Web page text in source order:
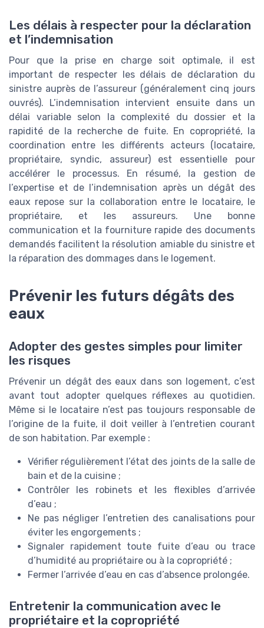
Les délais à respecter pour la déclaration
et l’indemnisation
Pour que la prise en charge soit optimale, il est
important de respecter les délais de déclaration du
sinistre auprès de l’assureur (généralement cinq jours
ouvrés). L’indemnisation intervient ensuite dans un
délai variable selon la complexité du dossier et la
rapidité de la recherche de fuite. En copropriété, la
coordination entre les différents acteurs (locataire,
propriétaire, syndic, assureur) est essentielle pour
accélérer le processus. En résumé, la gestion de
l’expertise et de l’indemnisation après un dégât des
eaux repose sur la collaboration entre le locataire, le
propriétaire, et les assureurs. Une bonne
communication et la fourniture rapide des documents
demandés facilitent la résolution amiable du sinistre et
la réparation des dommages dans le logement.
Prévenir les futurs dégâts des
eaux
Adopter des gestes simples pour limiter
les risques
Prévenir un dégât des eaux dans son logement, c’est
avant tout adopter quelques réflexes au quotidien.
Même si le locataire n’est pas toujours responsable de
l’origine de la fuite, il doit veiller à l’entretien courant
de son habitation. Par exemple :
Vérifier régulièrement l’état des joints de la salle de
bain et de la cuisine ;
Contrôler les robinets et les flexibles d’arrivée
d’eau ;
Ne pas négliger l’entretien des canalisations pour
éviter les engorgements ;
Signaler rapidement toute fuite d’eau ou trace
d’humidité au propriétaire ou à la copropriété ;
Fermer l’arrivée d’eau en cas d’absence prolongée.
Entretenir la communication avec le
propriétaire et la copropriété